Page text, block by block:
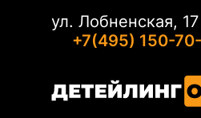
ул. Лобненская, 17
+7(495) 150-